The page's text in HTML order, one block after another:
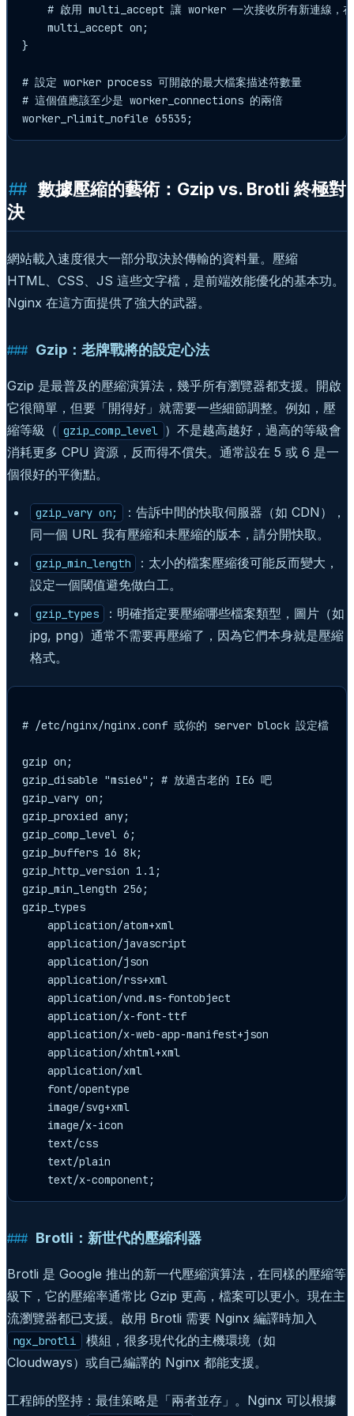
# 啟用 multi_accept 讓 worker 一次接收所有新連線，在
    multi_accept on;
}
# 設定 worker process 可開啟的最大檔案描述符數量
# 這個值應該至少是 worker_connections 的兩倍
數據壓縮的藝術：Gzip vs. Brotli 終極對
決
網站載入速度很大一部分取決於傳輸的資料量。壓縮
HTML、CSS、JS 這些文字檔，是前端效能優化的基本功。
Nginx 在這方面提供了強大的武器。
Gzip：老牌戰將的設定心法
Gzip 是最普及的壓縮演算法，幾乎所有瀏覽器都支援。開啟
它很簡單，但要「開得好」就需要一些細節調整。例如，壓
縮等級（ gzip_comp_level ）不是越高越好，過高的等級會
消耗更多 CPU 資源，反而得不償失。通常設在 5 或 6 是一
個很好的平衡點。
gzip_vary on;
：告訴中間的快取伺服器（如 CDN），
同一個 URL 我有壓縮和未壓縮的版本，請分開快取。
gzip_min_length
：太小的檔案壓縮後可能反而變大，
設定一個閾值避免做白工。
gzip_types
：明確指定要壓縮哪些檔案類型，圖片（如
jpg, png）通常不需要再壓縮了，因為它們本身就是壓縮
格式。
# /etc/nginx/nginx.conf 或你的 server block 設定檔
gzip on;
gzip_disable "msie6"; # 放過古老的 IE6 吧
gzip_vary on;
gzip_proxied any;
gzip_comp_level 6;
gzip_buffers 16 8k;
gzip_http_version 1.1;
gzip_min_length 256;
gzip_types
    application/atom+xml
    application/javascript
    application/json
    application/rss+xml
    application/vnd.ms-fontobject
    application/x-font-ttf
    application/x-web-app-manifest+json
    application/xhtml+xml
    application/xml
    font/opentype
    image/svg+xml
    image/x-icon
    text/css
    text/plain
Brotli：新世代的壓縮利器
Brotli 是 Google 推出的新一代壓縮演算法，在同樣的壓縮等
級下，它的壓縮率通常比 Gzip 更高，檔案可以更小。現在主
流瀏覽器都已支援。啟用 Brotli 需要 Nginx 編譯時加入
ngx_brotli
模組，很多現代化的主機環境（如
Cloudways）或自己編譯的 Nginx 都能支援。
工程師的堅持：最佳策略是「兩者並存」。Nginx 可以根據